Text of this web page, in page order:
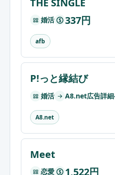
婚活 $ 337円
afb
P!っと縁結び
婚活 A8.net広告詳
A8.net
Meet
恋愛 $ 1,522円